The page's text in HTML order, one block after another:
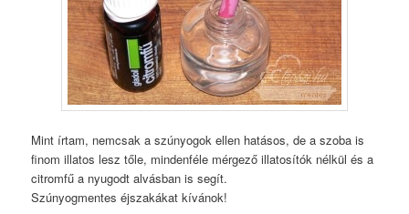
Mint írtam, nemcsak a szúnyogok ellen hatásos, de a szoba is
finom illatos lesz tőle, mindenféle mérgező illatosítók nélkül és a
citromfű a nyugodt alvásban is segít.
Szúnyogmentes éjszakákat kívánok!